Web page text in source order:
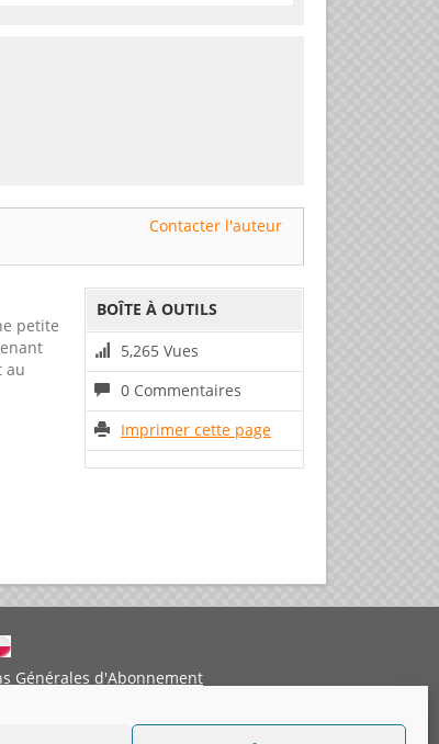
Contacter l'auteur
BOÎTE À OUTILS
5,265 Vues
0 Commentaires
Imprimer cette page
petite
au
Générales d'Abonnement